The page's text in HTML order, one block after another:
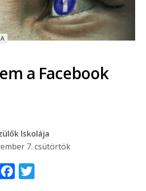
a Facebook
Iskolája
7. csütörtök
Facebook